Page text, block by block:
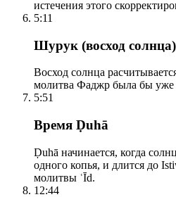
истечения этого
5:11
Шурук (восход солнца)
Восход солнца
молитва Фаджр была бы уже
5:51
Время Ḍuhā
Ḍuhā начинается, когда
одного копья, и длится до
молитвы ʿĪd.
12:44